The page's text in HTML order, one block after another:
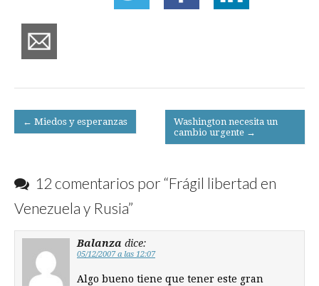
Post
navigation
← Miedos y esperanzas
Washington necesita un
cambio urgente →
12 comentarios por “Frágil libertad en
Venezuela y Rusia”
Balanza dice:
05/12/2007 a las 12:07
Algo bueno tiene que tener este gran